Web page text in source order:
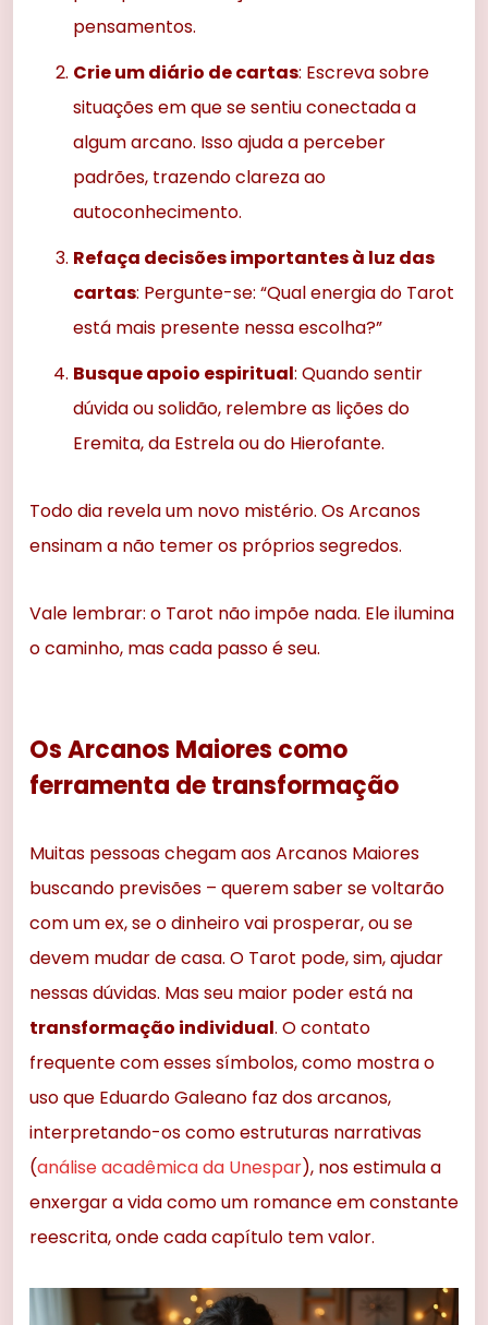
pensamentos.
Crie um diário de cartas: Escreva sobre
situações em que se sentiu conectada a
algum arcano. Isso ajuda a perceber
padrões, trazendo clareza ao
autoconhecimento.
Refaça decisões importantes à luz das
cartas: Pergunte-se: “Qual energia do Tarot
está mais presente nessa escolha?”
Busque apoio espiritual: Quando sentir
dúvida ou solidão, relembre as lições do
Eremita, da Estrela ou do Hierofante.
Todo dia revela um novo mistério. Os Arcanos
ensinam a não temer os próprios segredos.
Vale lembrar: o Tarot não impõe nada. Ele ilumina
o caminho, mas cada passo é seu.
Os Arcanos Maiores como
ferramenta de transformação
Muitas pessoas chegam aos Arcanos Maiores
buscando previsões – querem saber se voltarão
com um ex, se o dinheiro vai prosperar, ou se
devem mudar de casa. O Tarot pode, sim, ajudar
nessas dúvidas. Mas seu maior poder está na
transformação individual. O contato
frequente com esses símbolos, como mostra o
uso que Eduardo Galeano faz dos arcanos,
interpretando-os como estruturas narrativas
(análise acadêmica da Unespar), nos estimula a
enxergar a vida como um romance em constante
reescrita, onde cada capítulo tem valor.